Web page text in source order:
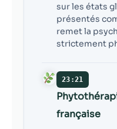
sur les états
présentés
remet la
strictement
23:21
française